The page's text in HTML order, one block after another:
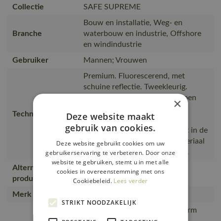
Collectie SAFE SUPREME
Branche
Bouw en installatie, Weg- en
waterbouw en industrie, Offshore
en windindustrie
Gebruiker
Mannen; Vrouwen
Technische tekst
Premium. Fluorescerend, met
schuine reflectie. Tweekleurig.
Moderne pasvorm. Zacht katoen
aan de binnenkant en slijtvast
polyester aan de buitenkant.
Elastische reflectieband. Tricot in de
kraag. Rits bij de hals. Netmateriaal
met ventilatie onder de armen.
Alternatieve
producten
50127-933, 50113-949
Merk
Moderne, comfortabele pasvorm
×
Deze website maakt
gebruik van cookies.
Deze website gebruikt cookies om uw
gebruikerservaring te verbeteren. Door onze
website te gebruiken, stemt u in met alle
cookies in overeenstemming met ons
Cookiebeleid. Lees verder
STRIKT NOODZAKELIJK